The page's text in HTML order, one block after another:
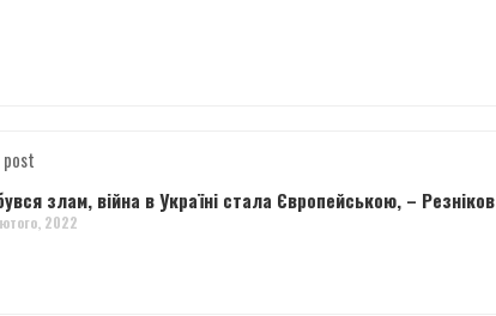
злам, війна в Україні стала Європейською, – Резніков
2022